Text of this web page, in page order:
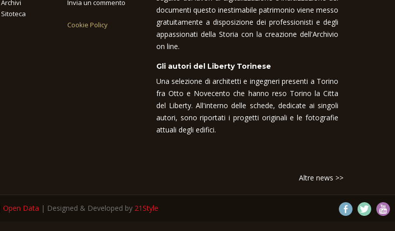
Archivi
Sitoteca
Invia un commento
Cookie Policy
documenti questo inestimabile patrimonio viene messo
gratuitamente a disposizione dei professionisti e degli
appassionati della Storia con la creazione dell'Archivio
on line.
Gli autori del Liberty Torinese
Una selezione di architetti e ingegneri presenti a Torino
fra Otto e Novecento che hanno reso Torino la Citta
del Liberty. All'interno delle schede, dedicate ai singoli
autori, sono riportati i progetti originali e le fotografie
attuali degli edifici.
Altre news >>
Open Data | Designed & Developed by 21Style